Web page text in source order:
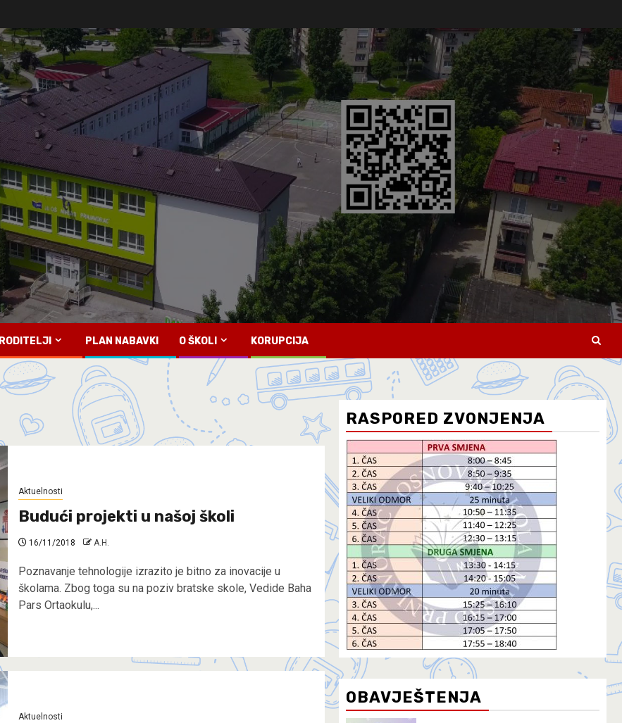
RODITELJI PLAN NABAVKI O ŠKOLI KORUPCIJA
Aktuelnosti
Budući projekti u našoj školi
16/11/2018 A.H.
Poznavanje tehnologije izrazito je bitno za inovacije u
školama. Zbog toga su na poziv bratske skole, Vedide Baha
Pars Ortaokulu,...
Aktuelnosti
RASPORED ZVONJENJA
OBAVJEŠTENJA